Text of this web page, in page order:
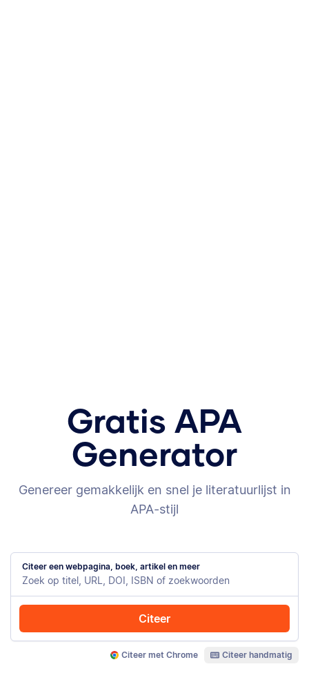
Gratis APA
Generator
Genereer gemakkelijk en snel je literatuurlijst in
APA-stijl
Citeer een webpagina, boek, artikel en meer
Citeer
Citeer met Chrome Citeer handmatig